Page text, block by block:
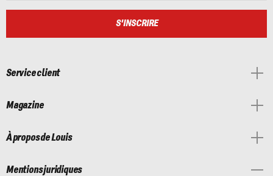
S'INSCRIRE
Service client
Magazine
À propos de Louis
Mentions juridiques